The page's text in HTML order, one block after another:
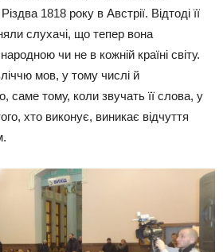
1818 року в Австрії. Відтоді її
слухачі, що тепер вона
чи не в кожній країні світу.
мов, у тому числі й
саме тому, коли звучать її слова, у
хто виконує, виникає відчуття